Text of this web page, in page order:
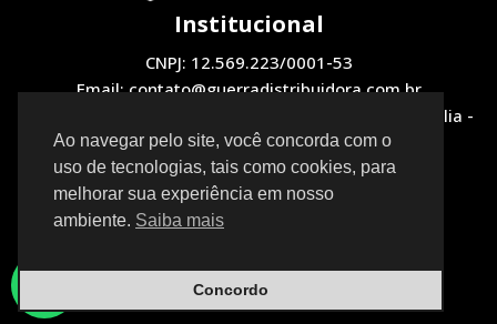
Institucional
CNPJ: 12.569.223/0001-53
Email: contato@guerradistribuidora.com.br
Endereço: QNH 1, LOTE 12 Loja 2 - Taguatinga, Brasília -
DF, 72130-510
Redes Sociais
Neve| Movido aWordPress
Ao navegar pelo site, você concorda com o
uso de tecnologias, tais como cookies, para
melhorar sua experiência em nosso
ambiente. Saiba mais
Concordo